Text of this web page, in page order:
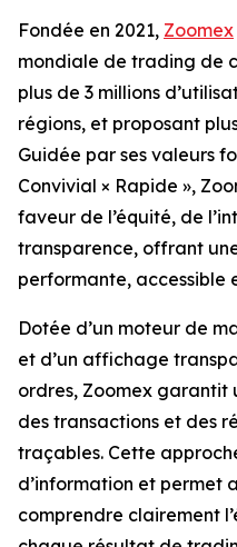
Fondée en 2021, Zoomex
mondiale de trading de
plus de 3 millions
régions, et proposant
Guidée par ses valeurs
Convivial × Rapide »,
faveur de l’équité, de
transparence, offrant
performante, accessible
Dotée d’un moteur de
et d’un affichage
ordres, Zoomex garantit
des transactions et des
traçables. Cette
d’information et permet
comprendre clairement